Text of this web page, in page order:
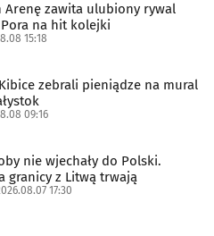
Arenę zawita ulubiony rywal
na hit kolejki
15:18
zebrali pieniądze na mural
09:16
nie wjechały do Polski.
granicy z Litwą trwają
17:30